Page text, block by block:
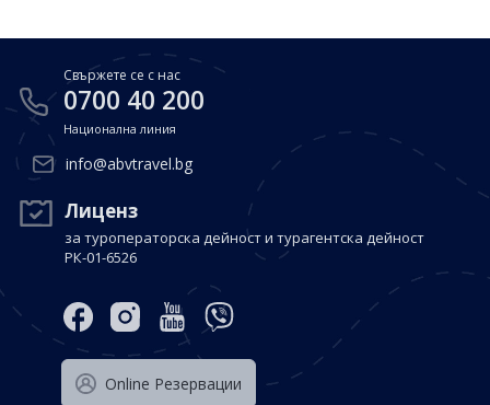
Свържете се с нас
0700 40 200
Национална линия
info@abvtravel.bg
Лиценз
за туроператорска дейност и турагентска дейност
РК-01-6526
Оnline Резервации